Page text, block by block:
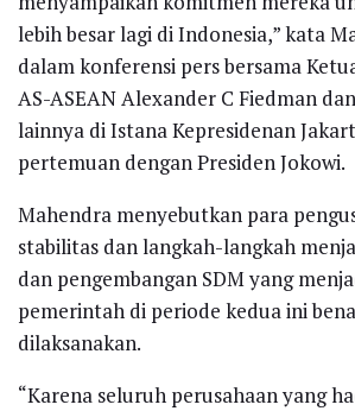
lebih besar lagi di Indonesia,” kata
dalam konferensi pers bersama
AS-ASEAN Alexander C Fiedman
lainnya di Istana Kepresidenan
pertemuan dengan Presiden Jokowi.
Mahendra menyebutkan para
stabilitas dan langkah-langkah
dan pengembangan SDM yang
pemerintah di periode kedua ini
dilaksanakan.
“Karena seluruh perusahaan yang